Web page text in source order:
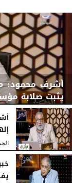
أشرف محمود:
يثبت صلابة
الجمعة، 7 أغسطس 2026 10:15 مـ